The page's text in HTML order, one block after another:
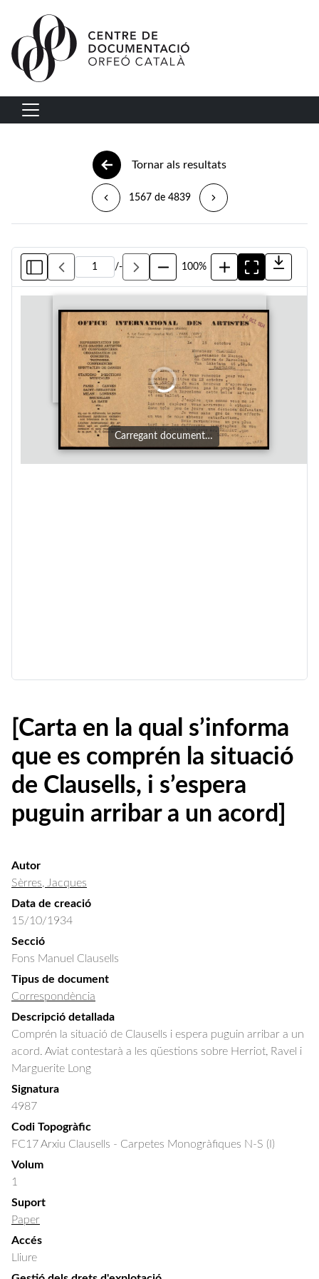
Vés al contingut
Navegació principal
Tornar als resultats
1567 de 4839
/- 100%
Carregant document…
[Carta en la qual s’informa
que es comprén la situació
de Clausells, i s’espera
puguin arribar a un acord]
Autor
Sèrres, Jacques
Data de creació
15/10/1934
Secció
Fons Manuel Clausells
Tipus de document
Correspondència
Descripció detallada
Comprén la situació de Clausells i espera puguin arribar a un
acord. Aviat contestarà a les qüestions sobre Herriot, Ravel i
Marguerite Long
Signatura
4987
Codi Topogràfic
FC17 Arxiu Clausells - Carpetes Monogràfiques N-S (I)
Volum
1
Suport
Paper
Accés
Lliure